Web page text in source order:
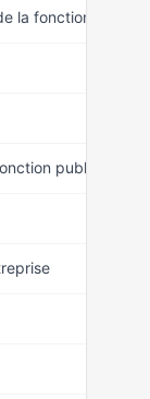
la fonction publique
publique